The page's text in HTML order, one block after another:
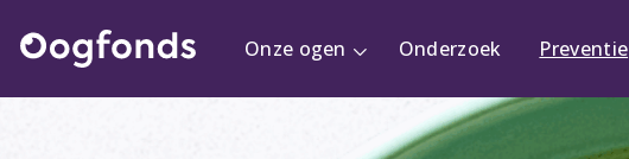
Onze ogen Onderzoek Preventie